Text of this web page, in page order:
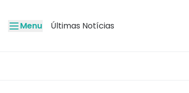
Menu Últimas Notícias